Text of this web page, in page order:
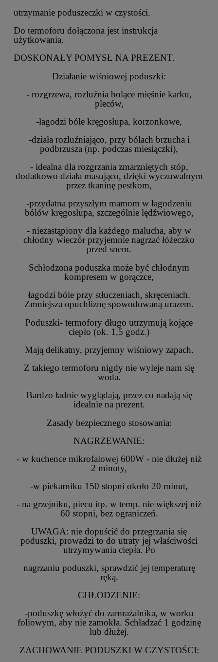
utrzymanie poduszeczki w czystości.
Do termoforu dołączona jest instrukcja
użytkowania.
DOSKONAŁY POMYSŁ NA PREZENT.
Działanie wiśniowej poduszki:
- rozgrzewa, rozluźnia bolące mięśnie karku,
pleców,
-łagodzi bóle kręgosłupa, korzonkowe,
-działa rozluźniająco, przy bólach brzucha i
podbrzusza (np. podczas miesiączki),
- idealna dla rozgrzania zmarzniętych stóp,
dodatkowo działa masująco, dzięki wyczuwalnym
przez tkaninę pestkom,
-przydatna przyszłym mamom w łagodzeniu
bólów kręgosłupa, szczególnie lędźwiowego,
- niezastąpiony dla każdego malucha, aby w
chłodny wieczór przyjemnie nagrzać łóżeczko
przed snem.
Schłodzona poduszka może być chłodnym
kompresem w gorączce,
łagodzi bóle przy stłuczeniach, skręceniach.
Zmniejsza opuchliznę spowodowaną urazem.
Poduszki- termofory długo utrzymują kojące
ciepło (ok. 1,5 godz.)
Mają delikatny, przyjemny wiśniowy zapach.
Z takiego termoforu nigdy nie wyleje nam się
woda.
Bardzo ładnie wyglądają, przez co nadają się
idealnie na prezent.
Zasady bezpiecznego stosowania:
NAGRZEWANIE:
- w kuchence mikrofalowej 600W - nie dłużej niż
2 minuty,
-w piekarniku 150 stopni około 20 minut,
- na grzejniku, piecu itp. w temp. nie większej niż
60 stopni, bez ograniczeń.
UWAGA: nie dopuścić do przegrzania się
poduszki, prowadzi to do utraty jej właściwości
utrzymywania ciepła. Po
nagrzaniu poduszki, sprawdzić jej temperaturę
ręką.
CHŁODZENIE:
-poduszkę włożyć do zamrażalnika, w worku
foliowym, aby nie zamokła. Schładzać 1 godzinę
lub dłużej.
ZACHOWANIE PODUSZKI W CZYSTOŚCI: